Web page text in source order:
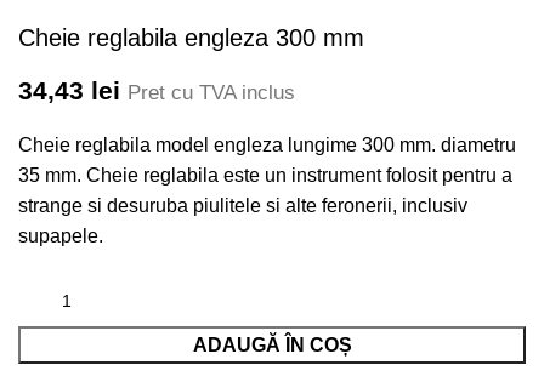
Cheie reglabila engleza 300 mm
34,43 lei Pret cu TVA inclus
Cheie reglabila model engleza lungime 300 mm. diametru
35 mm. Cheie reglabila este un instrument folosit pentru a
strange si desuruba piulitele si alte feronerii, inclusiv
supapele.
ADAUGĂ ÎN COȘ